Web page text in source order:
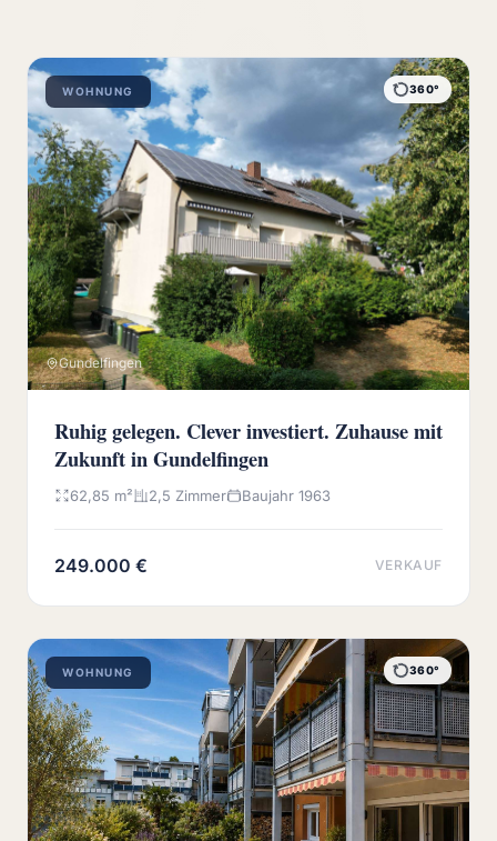
WOHNUNG 360°
Gundelfingen
Ruhig gelegen. Clever investiert. Zuhause mit
Zukunft in Gundelfingen
62,85 m² 2,5 Zimmer Baujahr 1963
249.000 € VERKAUF
WOHNUNG 360°